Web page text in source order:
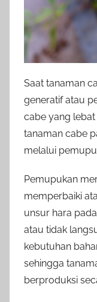
Saat tanaman
generatif atau
cabe yang
tanaman cabe
melalui
Pemupukan
memperbaiki
unsur hara
atau tidak
kebutuhan
sehingga
berproduksi